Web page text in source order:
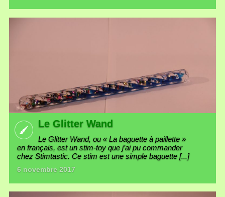
Le Glitter Wand
Le Glitter Wand, ou « La baguette à paillette »
en français, est un stim-toy que j’ai pu commander
chez Stimtastic. Ce stim est une simple baguette [...]
6 novembre 2017